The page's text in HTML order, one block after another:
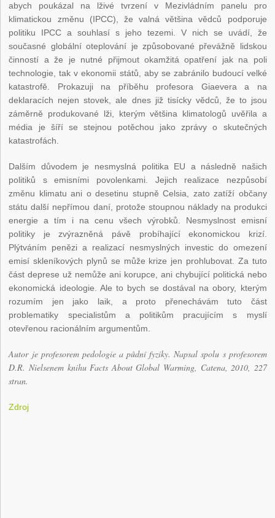
abych poukázal na lživé tvrzení v Mezivládním panelu pro
klimatickou změnu (IPCC), že valná většina vědců podporuje
politiku IPCC a souhlasí s jeho tezemi. V nich se uvádí, že
současné globální oteplování je způsobované převážně lidskou
činností a že je nutné přijmout okamžitá opatření jak na poli
technologie, tak v ekonomii států, aby se zabránilo budoucí velké
katastrofě. Prokazuji na příběhu profesora Giaevera a na
deklaracích nejen stovek, ale dnes již tisícky vědců, že to jsou
záměrně produkované lži, kterým většina klimatologů uvěřila a
média je šíří se stejnou potěchou jako zprávy o skutečných
katastrofách.
Dalším důvodem je nesmyslná politika EU a následně našich
politiků s emisními povolenkami. Jejich realizace nezpůsobí
změnu klimatu ani o desetinu stupně Celsia, zato zatíží občany
státu další nepřímou daní, protože stoupnou náklady na produkci
energie a tím i na cenu všech výrobků. Nesmyslnost emisní
politiky je zvýrazněná pávě probíhající ekonomickou krizí.
Plýtváním penězi a realizací nesmyslných investic do omezení
emisí skleníkových plynů se může krize jen prohlubovat. Za tuto
část deprese už nemůže ani korupce, ani chybující politická nebo
ekonomická ideologie. Ale to bych se dostával na obory, kterým
rozumím jen jako laik, a proto přenechávám tuto část
problematiky specialistům a politikům pracujícím s myslí
otevřenou racionálním argumentům.
Autor je profesorem pedologie a půdní fyziky. Napsal spolu s profesorem
D.R. Nielsenem knihu Facts About Global Warming, Catena, 2010, 227
stran.
Zdroj